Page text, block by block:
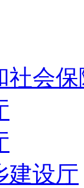
社会
建设厅